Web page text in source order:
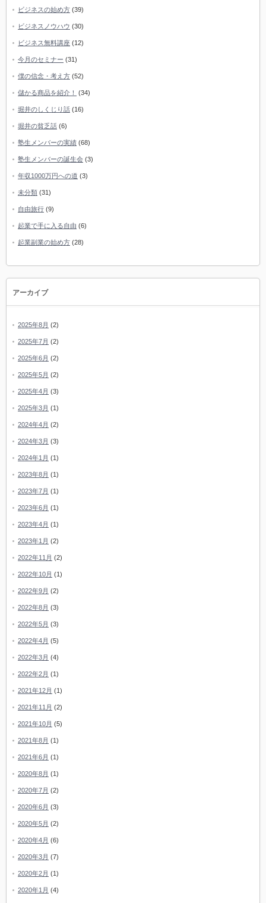
ビジネスの始め方 (39)
ビジネスノウハウ (30)
ビジネス無料講座 (12)
今月のセミナー (31)
僕の信念・考え方 (52)
儲かる商品を紹介！ (34)
堀井のしくじり話 (16)
堀井の貧乏話 (6)
塾生メンバーの実績 (68)
塾生メンバーの誕生会 (3)
年収1000万円への道 (3)
未分類 (31)
自由旅行 (9)
起業で手に入る自由 (6)
起業副業の始め方 (28)
アーカイブ
2025年8月 (2)
2025年7月 (2)
2025年6月 (2)
2025年5月 (2)
2025年4月 (3)
2025年3月 (1)
2024年4月 (2)
2024年3月 (3)
2024年1月 (1)
2023年8月 (1)
2023年7月 (1)
2023年6月 (1)
2023年4月 (1)
2023年1月 (2)
2022年11月 (2)
2022年10月 (1)
2022年9月 (2)
2022年8月 (3)
2022年5月 (3)
2022年4月 (5)
2022年3月 (4)
2022年2月 (1)
2021年12月 (1)
2021年11月 (2)
2021年10月 (5)
2021年8月 (1)
2021年6月 (1)
2020年8月 (1)
2020年7月 (2)
2020年6月 (3)
2020年5月 (2)
2020年4月 (6)
2020年3月 (7)
2020年2月 (1)
2020年1月 (4)